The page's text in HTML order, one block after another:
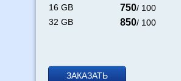
16 GB
750/ 100
32 GB
850/ 100
ЗАКАЗАТЬ